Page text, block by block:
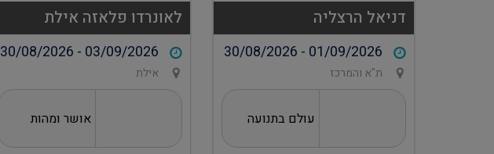
דניאל הרצליה
30/08/2026 - 01/09/2026
ת"א והמרכז
עולם בתנועה
לאונרדו פלאזה אילת
30/08/2026 - 03/09/2026
אילת
אושר ומהות